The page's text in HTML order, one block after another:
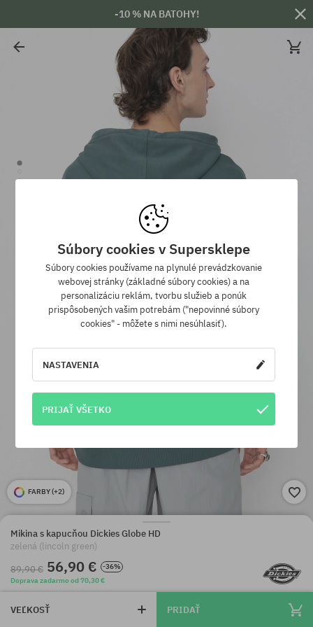
-10 % NA BATOHY!
FARBY (+2)
Mikina s kapucňou Dickies Globe HD
zelená (lincoln green)
89,90 € 56,90 €
-36%
Doprava zadarmo od 70,30 €
VEĽKOSŤ PRIDAŤ
Súbory cookies v Supersklepe
Súbory cookies používame na plynulé prevádzkovanie
webovej stránky (základné súbory cookies) a na
personalizáciu reklám, tvorbu služieb a ponúk
prispôsobených vašim potrebám ("nepovinné súbory
cookies" - môžete s nimi nesúhlasiť).
NASTAVENIA
PRIJAŤ VŠETKO